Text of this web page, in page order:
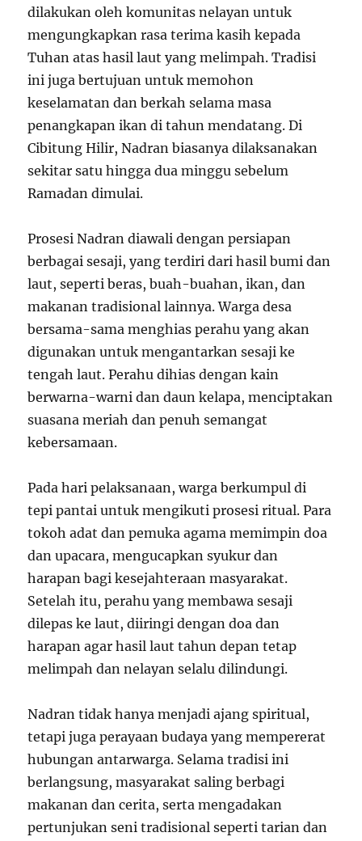
dilakukan oleh komunitas nelayan untuk
mengungkapkan rasa terima kasih kepada
Tuhan atas hasil laut yang melimpah. Tradisi
ini juga bertujuan untuk memohon
keselamatan dan berkah selama masa
penangkapan ikan di tahun mendatang. Di
Cibitung Hilir, Nadran biasanya dilaksanakan
sekitar satu hingga dua minggu sebelum
Ramadan dimulai.
Prosesi Nadran diawali dengan persiapan
berbagai sesaji, yang terdiri dari hasil bumi dan
laut, seperti beras, buah-buahan, ikan, dan
makanan tradisional lainnya. Warga desa
bersama-sama menghias perahu yang akan
digunakan untuk mengantarkan sesaji ke
tengah laut. Perahu dihias dengan kain
berwarna-warni dan daun kelapa, menciptakan
suasana meriah dan penuh semangat
kebersamaan.
Pada hari pelaksanaan, warga berkumpul di
tepi pantai untuk mengikuti prosesi ritual. Para
tokoh adat dan pemuka agama memimpin doa
dan upacara, mengucapkan syukur dan
harapan bagi kesejahteraan masyarakat.
Setelah itu, perahu yang membawa sesaji
dilepas ke laut, diiringi dengan doa dan
harapan agar hasil laut tahun depan tetap
melimpah dan nelayan selalu dilindungi.
Nadran tidak hanya menjadi ajang spiritual,
tetapi juga perayaan budaya yang mempererat
hubungan antarwarga. Selama tradisi ini
berlangsung, masyarakat saling berbagi
makanan dan cerita, serta mengadakan
pertunjukan seni tradisional seperti tarian dan